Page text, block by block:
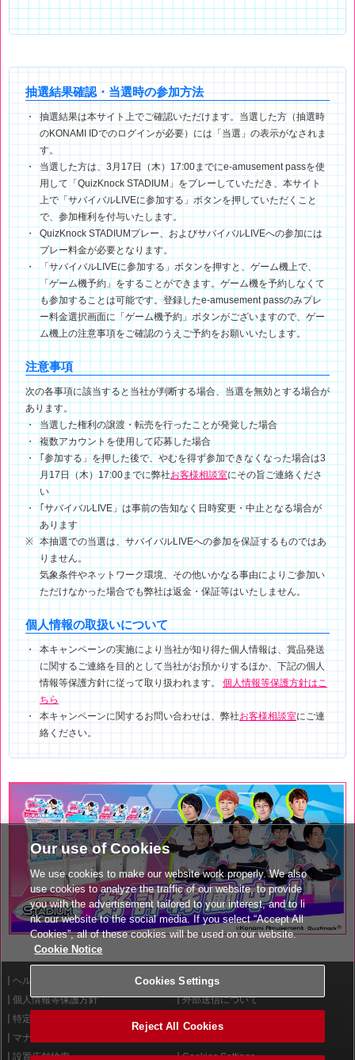
抽選結果確認・当選時の参加方法
抽選結果は本サイト上でご確認いただけます。当選した方（抽選時
のKONAMI IDでのログインが必要）には「当選」の表示がなされま
す。
当選した方は、3月17日（木）17:00までにe-amusement passを使
用して「QuizKnock STADIUM」をプレーしていただき、本サイト
上で「サバイバルLIVEに参加する」ボタンを押していただくこと
で、参加権利を付与いたします。
QuizKnock STADIUMプレー、およびサバイバルLIVEへの参加には
プレー料金が必要となります。
「サバイバルLIVEに参加する」ボタンを押すと、ゲーム機上で、
「ゲーム機予約」をすることができます。ゲーム機を予約しなくて
も参加することは可能です。登録したe-amusement passのみプレ
ー料金選択画面に「ゲーム機予約」ボタンがございますので、ゲー
ム機上の注意事項をご確認のうえご予約をお願いいたします。
注意事項
次の各事項に該当すると当社が判断する場合、当選を無効とする場合が
あります。
当選した権利の譲渡・転売を行ったことが発覚した場合
複数アカウントを使用して応募した場合
｢参加する」を押した後で、やむを得ず参加できなくなった場合は3
月17日（木）17:00までに弊社お客様相談室にその旨ご連絡くださ
い
｢サバイバルLIVE」は事前の告知なく日時変更・中止となる場合が
あります
本抽選での当選は、サバイバルLIVEへの参加を保証するものではあ
りません。
気象条件やネットワーク環境、その他いかなる事由によりご参加い
ただけなかった場合でも弊社は返金・保証等はいたしません。
個人情報の取扱いについて
本キャンペーンの実施により当社が知り得た個人情報は、賞品発送
に関するご連絡を目的として当社がお預かりするほか、下記の個人
情報等保護方針に従って取り扱われます。 個人情報等保護方針はこ
ちら
本キャンペーンに関するお問い合わせは、弊社お客様相談室にご連
絡ください。
ヘルプ
利用規約
個人情報等保護方針
外部送信について
特定商取引法に基づく表示
マナー＆ルール
設置店舗検索
Cookies Settings
Our use of Cookies
We use cookies to make our website work properly. We also
use cookies to analyze the traffic of our website, to provide
you with the advertisement tailored to your interest, and to li
nk our website to the social media. If you select “Accept All
Cookies”, all of these cookies will be used on our website.
Cookie Notice
Cookies Settings
Reject All Cookies